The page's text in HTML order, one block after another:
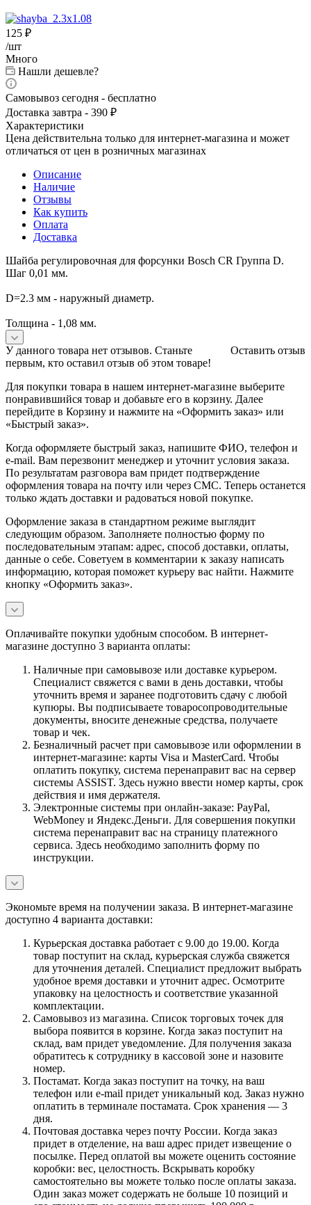
125 ₽
/шт
Много
Нашли дешевле?
Самовывоз сегодня - бесплатно
Доставка завтра - 390 ₽
Характеристики
Цена действительна только для интернет-магазина и может
отличаться от цен в розничных магазинах
Описание
Наличие
Отзывы
Как купить
Оплата
Доставка
Шайба регулировочная для форсунки Bosch CR Группа D.
Шаг 0,01 мм.
D=2.3 мм - наружный диаметр.
Толщина - 1,08 мм.
Оставить отзыв
У данного товара нет отзывов. Станьте
первым, кто оставил отзыв об этом товаре!
Для покупки товара в нашем интернет-магазине выберите
понравившийся товар и добавьте его в корзину. Далее
перейдите в Корзину и нажмите на «Оформить заказ» или
«Быстрый заказ».
Когда оформляете быстрый заказ, напишите ФИО, телефон и
e-mail. Вам перезвонит менеджер и уточнит условия заказа.
По результатам разговора вам придет подтверждение
оформления товара на почту или через СМС. Теперь останется
только ждать доставки и радоваться новой покупке.
Оформление заказа в стандартном режиме выглядит
следующим образом. Заполняете полностью форму по
последовательным этапам: адрес, способ доставки, оплаты,
данные о себе. Советуем в комментарии к заказу написать
информацию, которая поможет курьеру вас найти. Нажмите
кнопку «Оформить заказ».
Оплачивайте покупки удобным способом. В интернет-
магазине доступно 3 варианта оплаты:
Наличные при самовывозе или доставке курьером.
Специалист свяжется с вами в день доставки, чтобы
уточнить время и заранее подготовить сдачу с любой
купюры. Вы подписываете товаросопроводительные
документы, вносите денежные средства, получаете
товар и чек.
Безналичный расчет при самовывозе или оформлении в
интернет-магазине: карты Visa и MasterCard. Чтобы
оплатить покупку, система перенаправит вас на сервер
системы ASSIST. Здесь нужно ввести номер карты, срок
действия и имя держателя.
Электронные системы при онлайн-заказе: PayPal,
WebMoney и Яндекс.Деньги. Для совершения покупки
система перенаправит вас на страницу платежного
сервиса. Здесь необходимо заполнить форму по
инструкции.
Экономьте время на получении заказа. В интернет-магазине
доступно 4 варианта доставки:
Курьерская доставка работает с 9.00 до 19.00. Когда
товар поступит на склад, курьерская служба свяжется
для уточнения деталей. Специалист предложит выбрать
удобное время доставки и уточнит адрес. Осмотрите
упаковку на целостность и соответствие указанной
комплектации.
Самовывоз из магазина. Список торговых точек для
выбора появится в корзине. Когда заказ поступит на
склад, вам придет уведомление. Для получения заказа
обратитесь к сотруднику в кассовой зоне и назовите
номер.
Постамат. Когда заказ поступит на точку, на ваш
телефон или e-mail придет уникальный код. Заказ нужно
оплатить в терминале постамата. Срок хранения — 3
дня.
Почтовая доставка через почту России. Когда заказ
придет в отделение, на ваш адрес придет извещение о
посылке. Перед оплатой вы можете оценить состояние
коробки: вес, целостность. Вскрывать коробку
самостоятельно вы можете только после оплаты заказа.
Один заказ может содержать не больше 10 позиций и